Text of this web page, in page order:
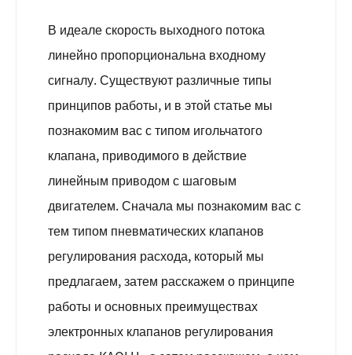
В идеале скорость выходного потока
линейно пропорциональна входному
сигналу. Существуют различные типы
принципов работы, и в этой статье мы
познакомим вас с типом игольчатого
клапана, приводимого в действие
линейным приводом с шаговым
двигателем. Сначала мы познакомим вас с
тем типом пневматических клапанов
регулирования расхода, который мы
предлагаем, затем расскажем о принципе
работы и основных преимуществах
электронных клапанов регулирования